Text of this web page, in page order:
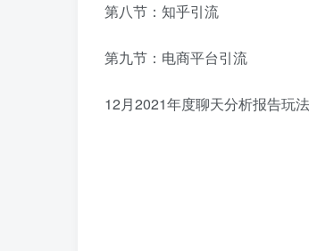
第八节：知乎引流
第九节：电商平台引流
12月2021年度聊天分析报告玩法